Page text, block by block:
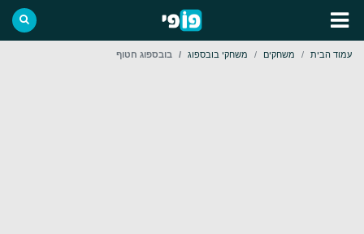
עמוד הבית משחקים משחקי בובספוג בובספוג חטוף